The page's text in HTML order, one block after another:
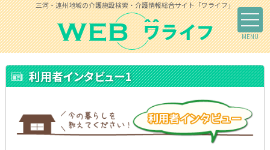
三河・遠州地域の介護施設検索・介護情報総合サイト「ワライフ」
利用者インタビュー1